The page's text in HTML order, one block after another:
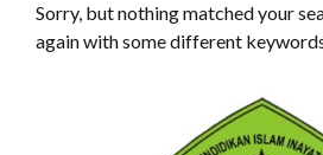
Sorry, but nothing matched your
again with some different